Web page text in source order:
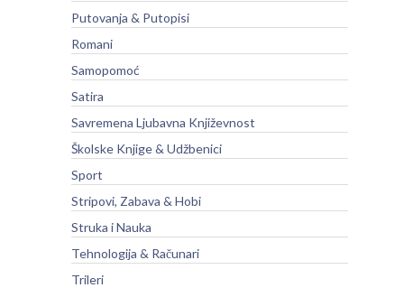
Putovanja & Putopisi
Romani
Samopomoć
Satira
Savremena Ljubavna Književnost
Školske Knjige & Udžbenici
Sport
Stripovi, Zabava & Hobi
Struka i Nauka
Tehnologija & Računari
Trileri